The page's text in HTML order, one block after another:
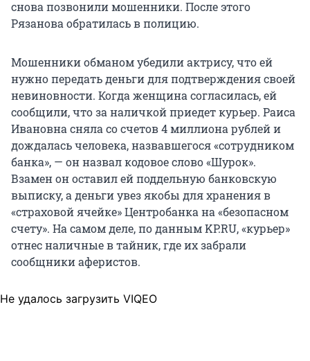
снова позвонили мошенники. После этого
Рязанова обратилась в полицию.
Мошенники обманом убедили актрису, что ей
нужно передать деньги для подтверждения своей
невиновности. Когда женщина согласилась, ей
сообщили, что за наличкой приедет курьер. Раиса
Ивановна сняла со счетов4 миллионарублей и
дождалась человека, назвавшегося «сотрудником
банка», — он назвал кодовое слово «Шурок».
Взамен он оставил ей поддельную банковскую
выписку, а деньги увез якобы для хранения в
«страховой ячейке» Центробанка на «безопасном
счету». На самом деле, по данным KP.RU, «курьер»
отнес наличные в тайник, где их забрали
сообщники аферистов.
Не удалось загрузить VIQEO